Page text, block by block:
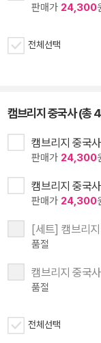
판매가 24,300
전체선택
캠브리지 중국사 (총
캠브리지 중국
판매가 24,300
캠브리지 중국
판매가 24,300
[세트] 캠브리
품절
캠브리지 중국
품절
전체선택